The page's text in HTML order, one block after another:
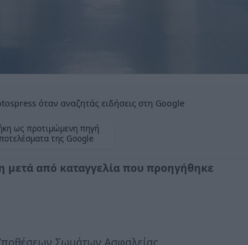
όταν αναζητάς ειδήσεις στη Google
ως προτιμώμενη πηγή
της Google
μετά από καταγγελία που προηγήθηκε
Σωμάτων Ασφαλείας